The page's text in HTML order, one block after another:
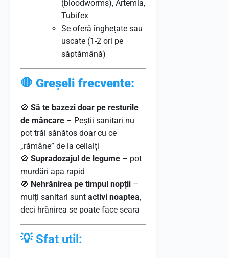
(bloodworms), Artemia,
Tubifex
Se oferă înghețate sau
uscate (1-2 ori pe
săptămână)
🛑 Greșeli frecvente:
🚫 Să te bazezi doar pe resturile
de mâncare – Peștii sanitari nu
pot trăi sănătos doar cu ce
„rămâne” de la ceilalți
🚫 Supradozajul de legume – pot
murdări apa rapid
🚫 Nehrănirea pe timpul nopții –
mulți sanitari sunt activi noaptea,
deci hrănirea se poate face seara
💡 Sfat util: